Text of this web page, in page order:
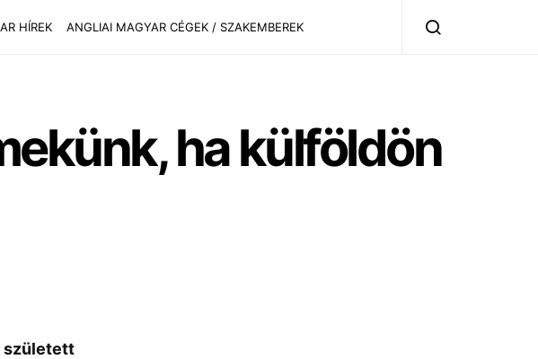
HÍREK ANGLIAI MAGYAR CÉGEK / SZAKEMBEREK
ha külföldön
született